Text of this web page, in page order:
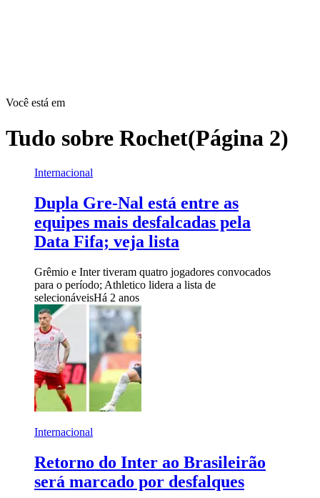
Você está em
Tudo sobre Rochet(Página 2)
Internacional
Dupla Gre-Nal está entre as
equipes mais desfalcadas pela
Data Fifa; veja lista
Grêmio e Inter tiveram quatro jogadores convocados
para o período; Athletico lidera a lista de
selecionáveisHá 2 anos
Internacional
Retorno do Inter ao Brasileirão
será marcado por desfalques